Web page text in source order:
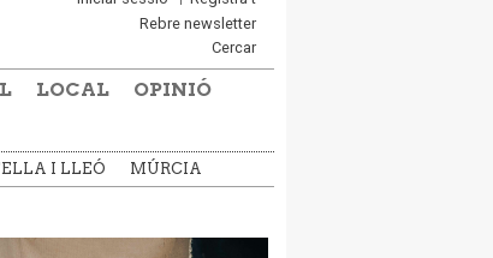
Rebre newsletter
Cercar
LOCAL
OPINIÓ
I LLEÓ MÚRCIA